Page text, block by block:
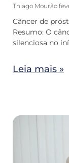
Thiago Mourão
Câncer de
Resumo: O
silenciosa no
Leia mais »